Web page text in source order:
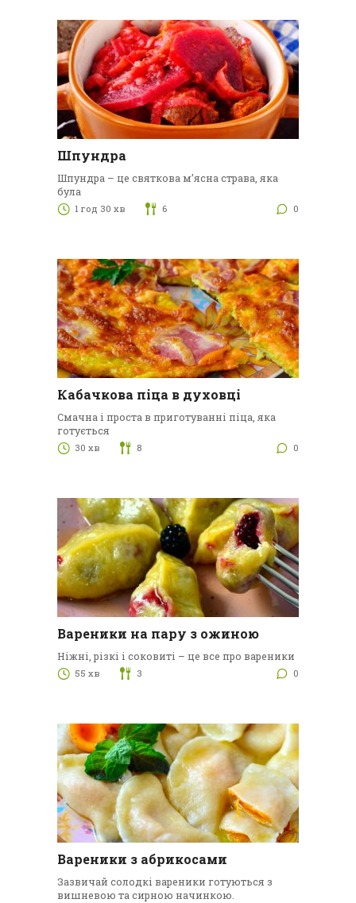
Шпундра
Шпундра – це святкова м’ясна страва, яка
була
1 год 30 хв 6 0
Кабачкова піца в духовці
Смачна і проста в приготуванні піца, яка
готується
30 хв 8 0
Вареники на пару з ожиною
Ніжні, різкі і соковиті – це все про вареники
55 хв 3 0
Вареники з абрикосами
Зазвичай солодкі вареники готуються з
вишневою та сирною начинкою.